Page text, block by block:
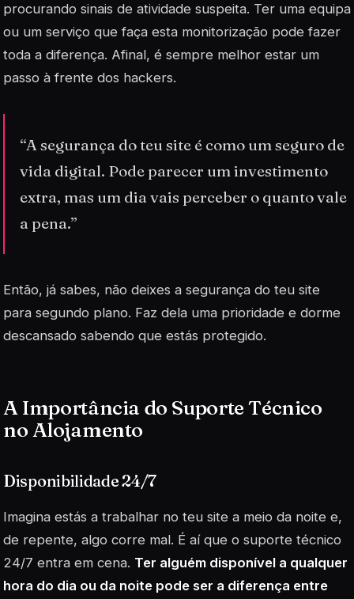
procurando sinais de atividade suspeita. Ter uma equipa
ou um serviço que faça esta monitorização pode fazer
toda a diferença. Afinal, é sempre melhor estar um
passo à frente dos hackers.
“A segurança do teu site é como um seguro de
vida digital. Pode parecer um investimento
extra, mas um dia vais perceber o quanto vale
a pena.”
Então, já sabes, não deixes a segurança do teu site
para segundo plano. Faz dela uma prioridade e dorme
descansado sabendo que estás protegido.
A Importância do Suporte Técnico
no Alojamento
Disponibilidade 24/7
Imagina estás a trabalhar no teu site a meio da noite e,
de repente, algo corre mal. É aí que o suporte técnico
24/7 entra em cena. Ter alguém disponível a qualquer
hora do dia ou da noite pode ser a diferença entre